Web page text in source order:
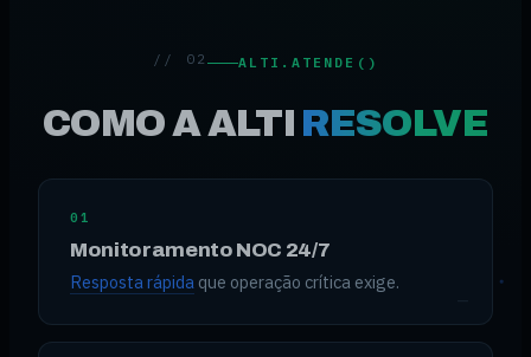
// 02 ALTI.ATENDE()
COMO A ALTI RESOLVE
01
Monitoramento NOC 24/7
Resposta rápida que operação crítica exige.